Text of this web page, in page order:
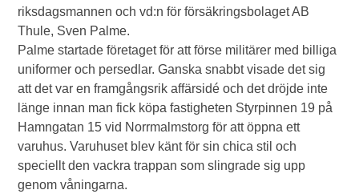
riksdagsmannen och vd:n för försäkringsbolaget AB
Thule, Sven Palme.
Palme startade företaget för att förse militärer med billiga
uniformer och persedlar. Ganska snabbt visade det sig
att det var en framgångsrik affärsidé och det dröjde inte
länge innan man fick köpa fastigheten Styrpinnen 19 på
Hamngatan 15 vid Norrmalmstorg för att öppna ett
varuhus. Varuhuset blev känt för sin chica stil och
speciellt den vackra trappan som slingrade sig upp
genom våningarna.